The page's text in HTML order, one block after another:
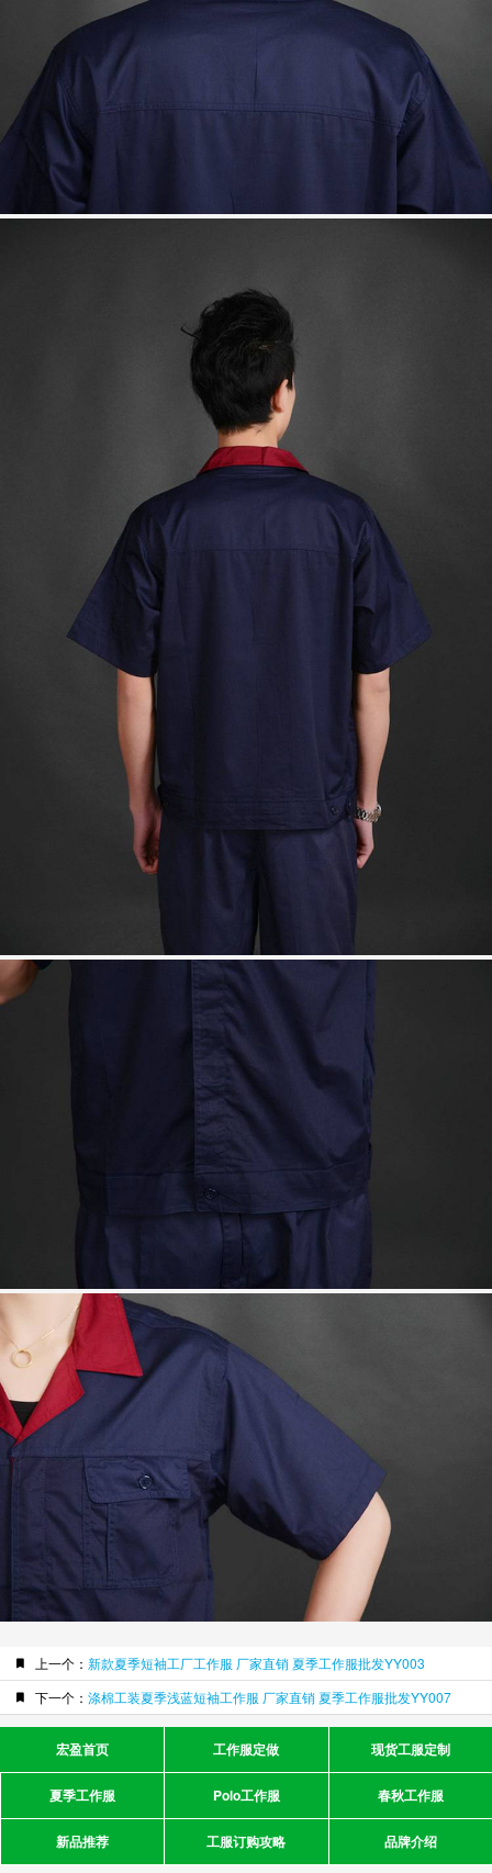
上一个： 新款夏季短袖工厂工作服 厂家直销 夏季工作服批发YY003
下一个： 涤棉工装夏季浅蓝短袖工作服 厂家直销 夏季工作服批发YY007
宏盈首页 工作服定做 现货工服定制
夏季工作服 Polo工作服 春秋工作服
新品推荐 工服订购攻略 品牌介绍